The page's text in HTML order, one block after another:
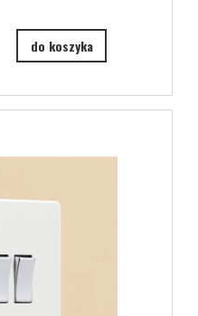
do koszyka